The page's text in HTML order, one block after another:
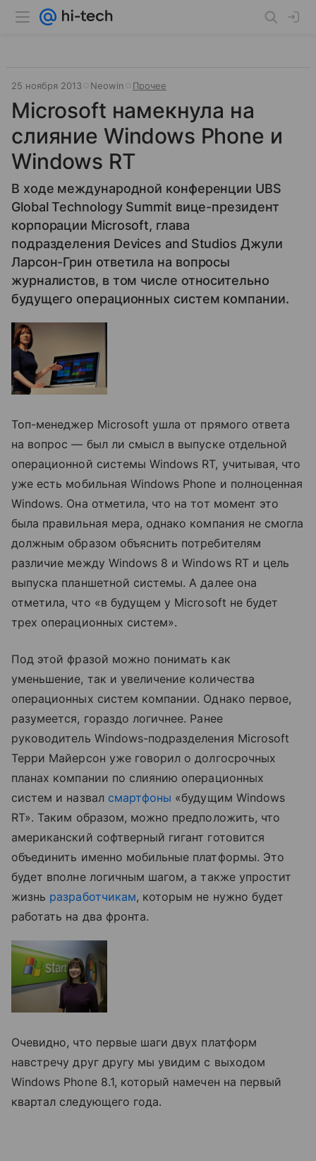
25 ноября 2013 Neowin Прочее
Microsoft намекнула на
слияние Windows Phone и
Windows RT
В ходе международной конференции UBS
Global Technology Summit вице-президент
корпорации Microsoft, глава
подразделения Devices and Studios Джули
Ларсон-Грин ответила на вопросы
журналистов, в том числе относительно
будущего операционных систем компании.
Топ-менеджер Microsoft ушла от прямого ответа
на вопрос — был ли смысл в выпуске отдельной
операционной системы Windows RT, учитывая, что
уже есть мобильная Windows Phone и полноценная
Windows. Она отметила, что на тот момент это
была правильная мера, однако компания не смогла
должным образом объяснить потребителям
различие между Windows 8 и Windows RT и цель
выпуска планшетной системы. А далее она
отметила, что «в будущем у Microsoft не будет
трех операционных систем».
Под этой фразой можно понимать как
уменьшение, так и увеличение количества
операционных систем компании. Однако первое,
разумеется, гораздо логичнее. Ранее
руководитель Windows-подразделения Microsoft
Терри Майерсон уже говорил о долгосрочных
планах компании по слиянию операционных
систем и назвал смартфоны «будущим Windows
RT». Таким образом, можно предположить, что
американский софтверный гигант готовится
объединить именно мобильные платформы. Это
будет вполне логичным шагом, а также упростит
жизнь разработчикам, которым не нужно будет
работать на два фронта.
Очевидно, что первые шаги двух платформ
навстречу друг другу мы увидим с выходом
Windows Phone 8.1, который намечен на первый
квартал следующего года.